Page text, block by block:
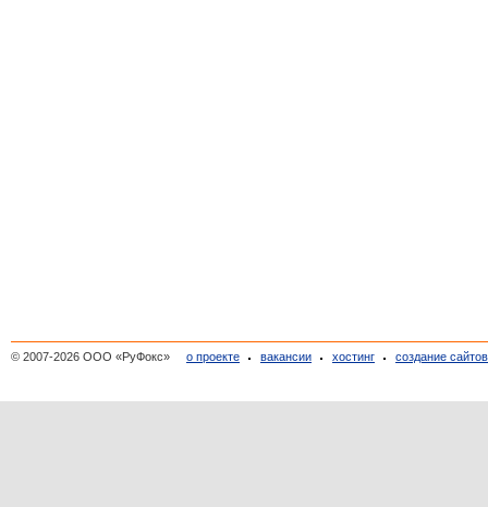
© 2007-2026 ООО «РуФокс» о проекте вакансии хостинг создание сайтов